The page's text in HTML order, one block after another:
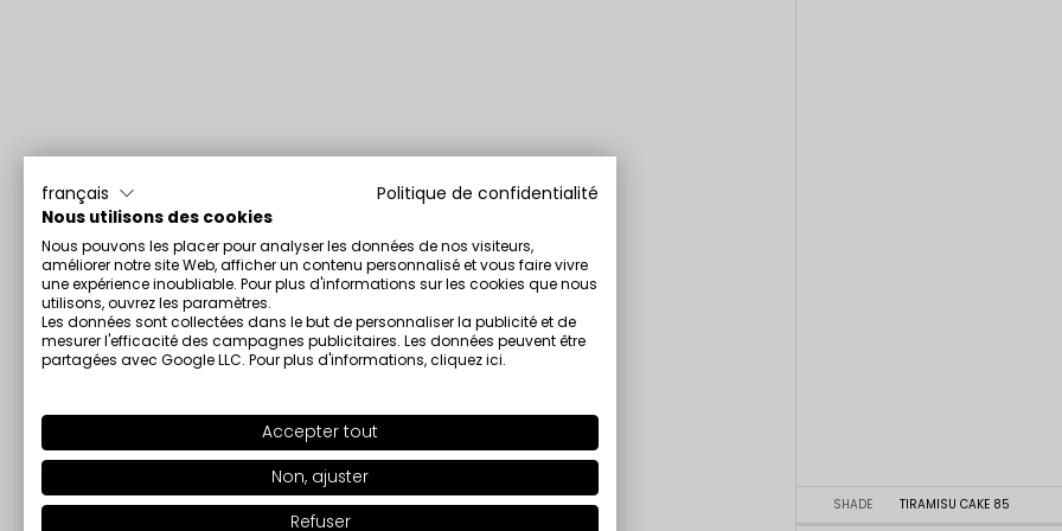
SHADE TIRAMISU CAKE 85
français
Politique de confidentialité
Nous utilisons des cookies
Nous pouvons les placer pour analyser les données de nos visiteurs,
améliorer notre site Web, afficher un contenu personnalisé et vous faire vivre
une expérience inoubliable. Pour plus d'informations sur les cookies que nous
utilisons, ouvrez les paramètres.
Les données sont collectées dans le but de personnaliser la publicité et de
mesurer l'efficacité des campagnes publicitaires. Les données peuvent être
partagées avec Google LLC. Pour plus d'informations,cliquez ici.
Accepter tout
Non, ajuster
Refuser